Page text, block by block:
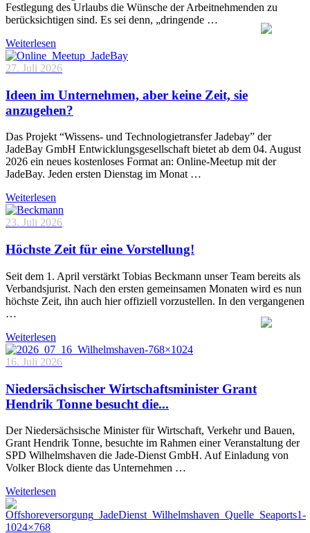
Festlegung des Urlaubs die Wünsche der Arbeitnehmenden zu
berücksichtigen sind. Es sei denn, „dringende …
Weiterlesen
27. Juli 2026
Ideen im Unternehmen, aber keine Zeit, sie
anzugehen?
Das Projekt “Wissens- und Technologietransfer Jadebay” der
JadeBay GmbH Entwicklungsgesellschaft bietet ab dem 04. August
2026 ein neues kostenloses Format an: Online-Meetup mit der
JadeBay. Jeden ersten Dienstag im Monat …
Weiterlesen
23. Juli 2026
Höchste Zeit für eine Vorstellung!
Seit dem 1. April verstärkt Tobias Beckmann unser Team bereits als
Verbandsjurist. Nach den ersten gemeinsamen Monaten wird es nun
höchste Zeit, ihn auch hier offiziell vorzustellen. In den vergangenen
…
Weiterlesen
16. Juli 2026
Niedersächsischer Wirtschaftsminister Grant
Hendrik Tonne besucht die...
Der Niedersächsische Minister für Wirtschaft, Verkehr und Bauen,
Grant Hendrik Tonne, besuchte im Rahmen einer Veranstaltung der
SPD Wilhelmshaven die Jade-Dienst GmbH. Auf Einladung von
Volker Block diente das Unternehmen …
Weiterlesen